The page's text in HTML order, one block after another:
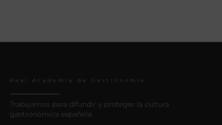
Real Academia de Gastronomía
Trabajamos para difundir y proteger la cultura
gastronómica española.